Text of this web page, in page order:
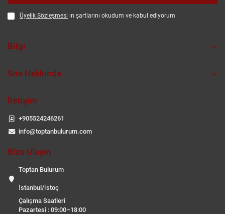
Üyelik Sözleşmesi ın şartlarını okudum ve kabul ediyorum
Bilgi
Site Hakkında
İletişim
+905524246261
info@toptanbulurum.com
Bize Ulaşın
Toptan Bulurum
İstanbul/İstoç
Çalışma Saatleri
Pazartesi : 09:00–18:00